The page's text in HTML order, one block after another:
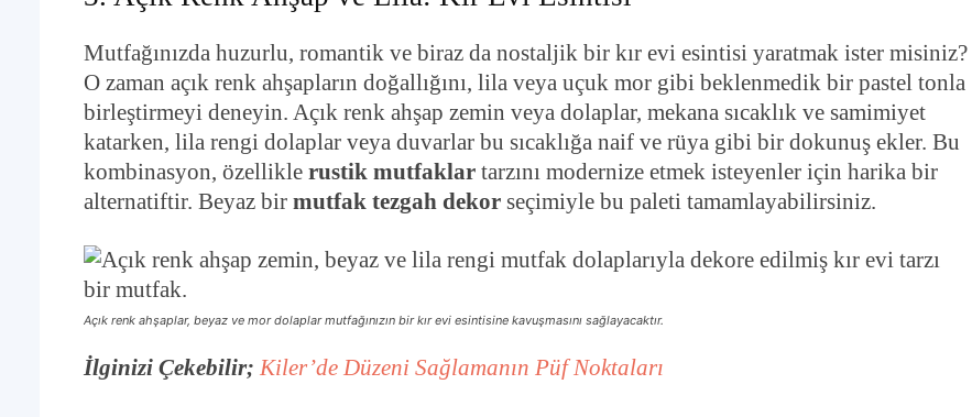
Mutfağınızda huzurlu, romantik ve biraz da nostaljik bir kır evi esintisi yaratmak ister misiniz?
O zaman açık renk ahşapların doğallığını, lila veya uçuk mor gibi beklenmedik bir pastel tonla
birleştirmeyi deneyin. Açık renk ahşap zemin veya dolaplar, mekana sıcaklık ve samimiyet
katarken, lila rengi dolaplar veya duvarlar bu sıcaklığa naif ve rüya gibi bir dokunuş ekler. Bu
kombinasyon, özellikle rustik mutfaklar tarzını modernize etmek isteyenler için harika bir
alternatiftir. Beyaz bir mutfak tezgah dekor seçimiyle bu paleti tamamlayabilirsiniz.
Açık renk ahşaplar, beyaz ve mor dolaplar mutfağınızın bir kır evi esintisine kavuşmasını sağlayacaktır.
İlginizi Çekebilir; Kiler’de Düzeni Sağlamanın Püf Noktaları